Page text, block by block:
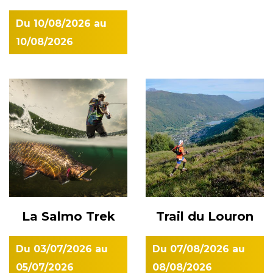
(Hautes-Pyrénées) Accès : exposition en plein air
Du 10/08/2026 au
10/08/2026
La Salmo Trek
Du 03/07/2026 au
05/07/2026
Trail du Louron
Du 07/08/2026 au
08/08/2026